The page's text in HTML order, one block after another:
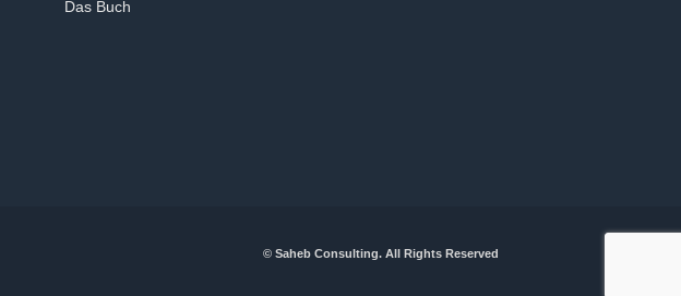
Das Buch
© Saheb Consulting. All Rights Reserved